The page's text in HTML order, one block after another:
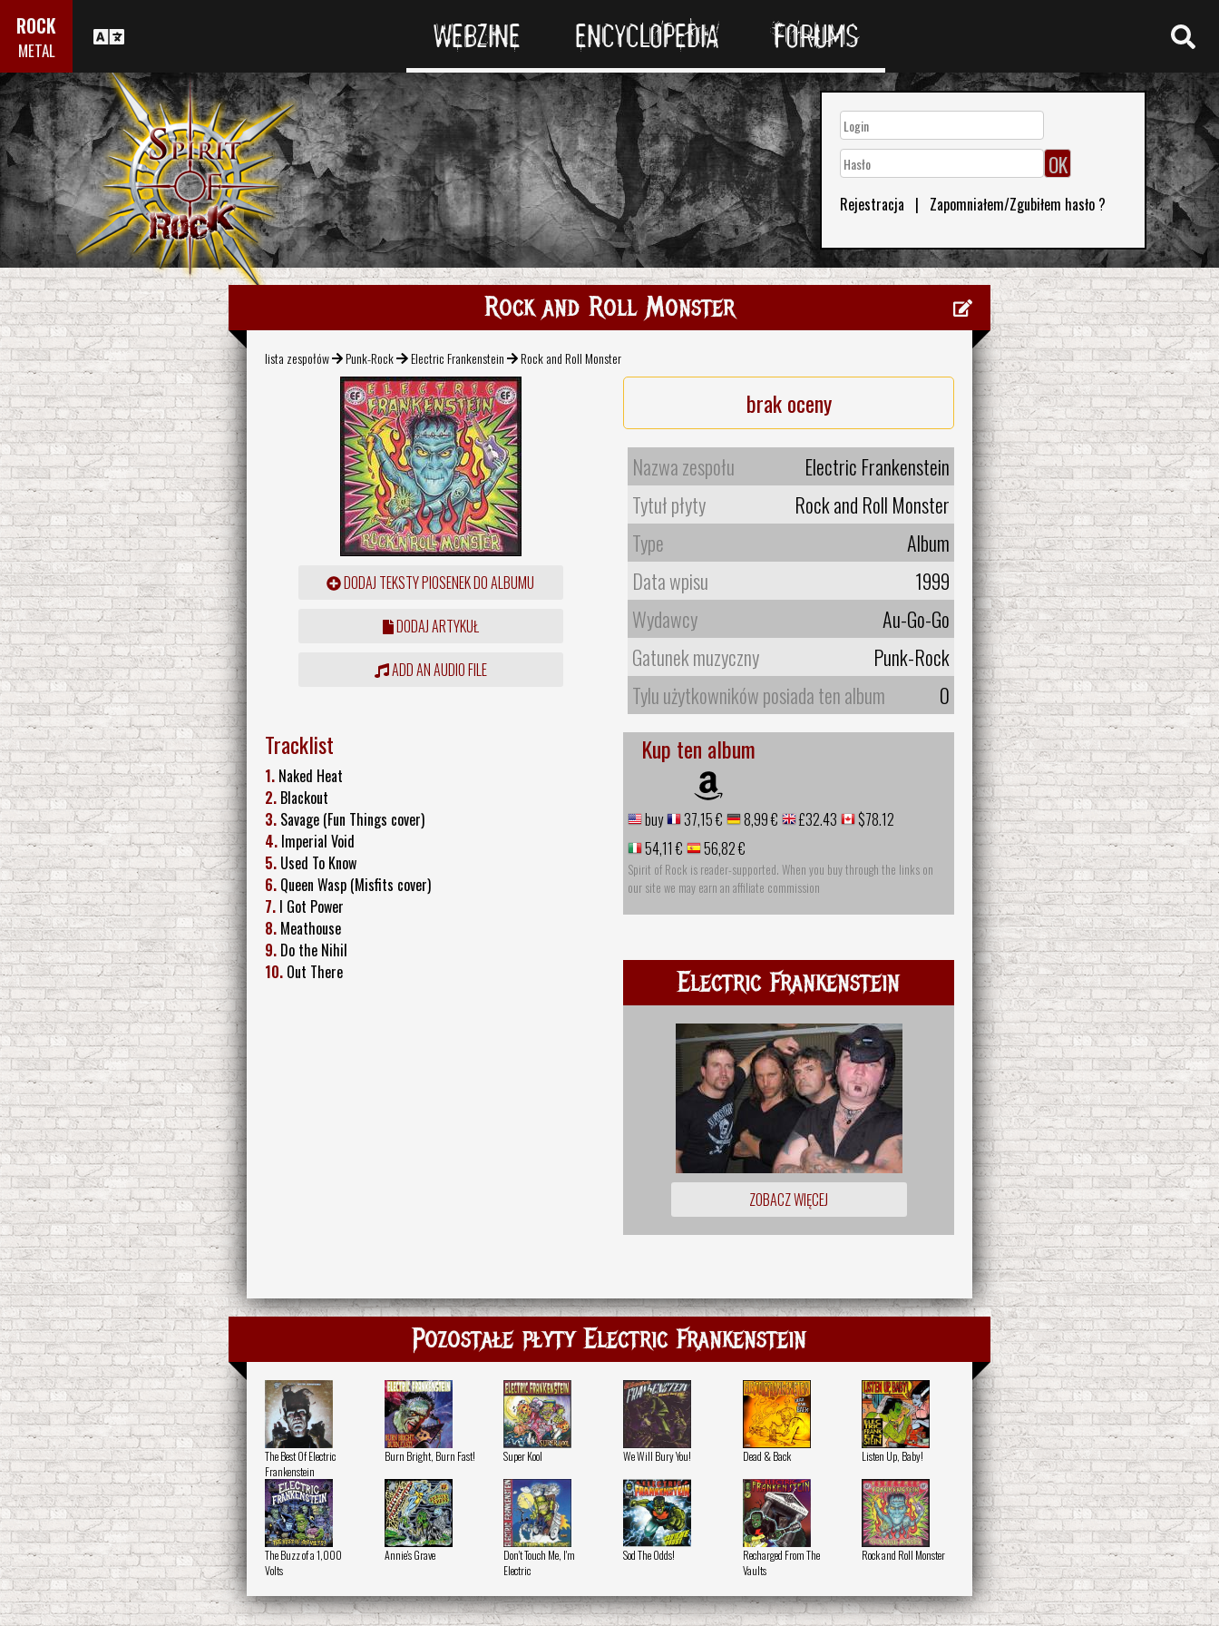
ROCK
METAL WEBZINE ENCYCLOPEDIA FORUMS
Rejestracja | Zapomniałem/Zgubiłem hasło ?
Rock and Roll Monster
lista zespołów Punk-Rock Electric Frankenstein Rock and Roll Monster
DODAJ TEKSTY PIOSENEK DO ALBUMU
DODAJ ARTYKUŁ
ADD AN AUDIO FILE
brak oceny
Nazwa zespołu
Electric Frankenstein
Tytuł płyty
Rock and Roll Monster
Type
Album
Data wpisu
1999
Wydawcy
Au-Go-Go
Gatunek muzyczny
Punk-Rock
Tylu użytkowników posiada ten album
0
Tracklist
1. Naked Heat
2. Blackout
3. Savage (Fun Things cover)
4. Imperial Void
5. Used To Know
6. Queen Wasp (Misfits cover)
7. I Got Power
8. Meathouse
9. Do the Nihil
10. Out There
Kup ten album
buy 37,15 € 8,99 € £32.43
$78.12
54,11 €
56,82 €
Spirit of Rock is reader-supported. When you buy through the links on
our site we may earn an affiliate commission
Electric Frankenstein
ZOBACZ WIĘCEJ
Pozostałe płyty Electric Frankenstein
The Best Of Electric
Frankenstein
Burn Bright, Burn Fast! Super Kool We Will Bury You! Dead & Back Listen Up, Baby!
The Buzz of a 1,000
Volts
Annie's Grave
Don't Touch Me, I'm
Electric
Sod The Odds!
Recharged From The
Vaults
Rock and Roll Monster